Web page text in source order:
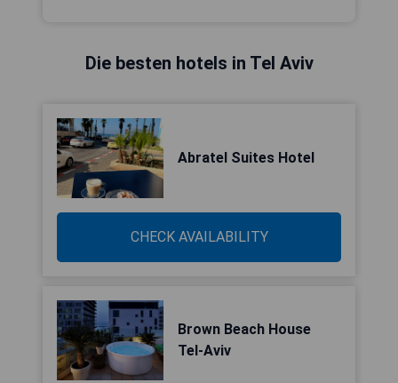
Die besten hotels in Tel Aviv
Abratel Suites Hotel
CHECK AVAILABILITY
Brown Beach House
Tel-Aviv